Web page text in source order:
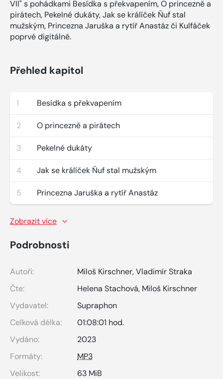
VII" s pohádkami Besídka s překvapením, O princezně a
pirátech, Pekelné dukáty, Jak se králíček Ňuf stal
mužským, Princezna Jaruška a rytíř Anastáz či Kulfáček
poprvé digitálně.
Přehled kapitol
1 Besídka s překvapením
2 O princezně a pirátech
3 Pekelné dukáty
4 Jak se králíček Ňuf stal mužským
5 Princezna Jaruška a rytíř Anastáz
Zobrazit více
Podrobnosti
Autoři: Miloš Kirschner,Vladimír Straka
Čte:
Helena Stachová, Miloš Kirschner
Vydavatel:
Supraphon
Celková délka:
01:08:01 hod.
Vydáno:
2023
Formáty:
MP3
Velikost:
63 MiB